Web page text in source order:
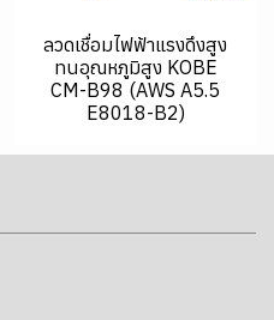
ลวดเชื่อมไฟฟ้าแรงดึงสูง
ทนอุณหภูมิสูง KOBE
CM-B98 (AWS A5.5
E8018-B2)